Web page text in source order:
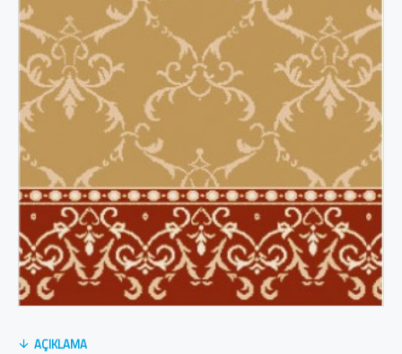
AÇIKLAMA